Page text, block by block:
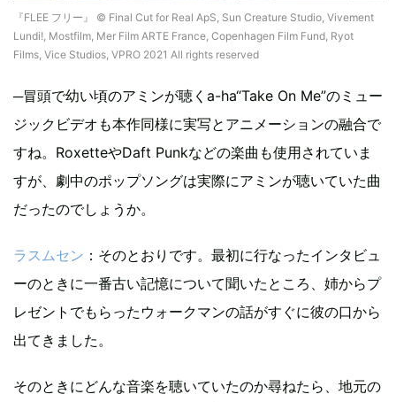
『FLEE フリー』 © Final Cut for Real ApS, Sun Creature Studio, Vivement
Lundi!, Mostfilm, Mer Film ARTE France, Copenhagen Film Fund, Ryot
Films, Vice Studios, VPRO 2021 All rights reserved
─冒頭で幼い頃のアミンが聴くa-ha“Take On Me”のミュー
ジックビデオも本作同様に実写とアニメーションの融合で
すね。RoxetteやDaft Punkなどの楽曲も使用されていま
すが、劇中のポップソングは実際にアミンが聴いていた曲
だったのでしょうか。
ラスムセン ：そのとおりです。最初に行なったインタビュ
ーのときに一番古い記憶について聞いたところ、姉からプ
レゼントでもらったウォークマンの話がすぐに彼の口から
出てきました。
そのときにどんな音楽を聴いていたのか尋ねたら、地元の